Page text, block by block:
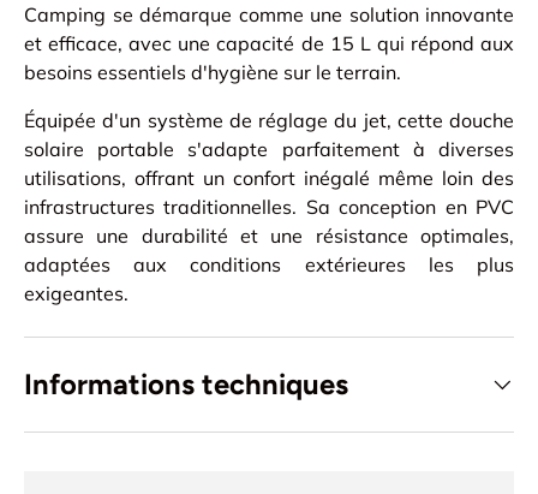
Camping se démarque comme une solution innovante
et efficace, avec une capacité de 15 L qui répond aux
besoins essentiels d'hygiène sur le terrain.
Équipée d'un système de réglage du jet, cette douche
solaire portable s'adapte parfaitement à diverses
utilisations, offrant un confort inégalé même loin des
infrastructures traditionnelles. Sa conception en PVC
assure une durabilité et une résistance optimales,
adaptées aux conditions extérieures les plus
exigeantes.
Informations techniques